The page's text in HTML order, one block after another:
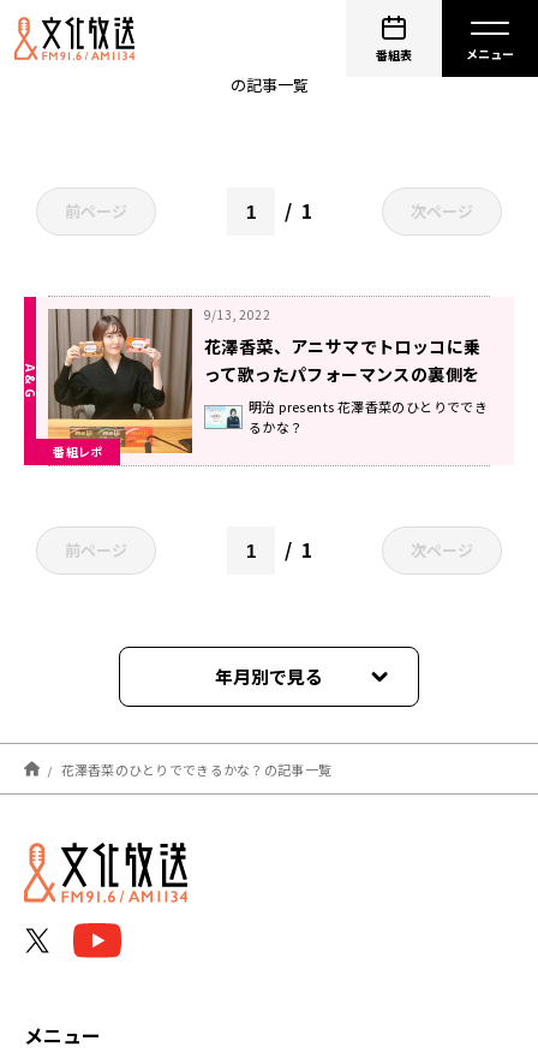
番組表
花澤香菜のひとりでできるかな？
の記事一覧
前ページ 1 次ページ
番組レポ
9/13, 2022
花澤香菜、アニサマでトロッコに乗
って歌ったパフォーマンスの裏側を
明かす！～9月11日放送「明治
presents 花澤香菜のひとりででき
明治 presents 花澤香菜のひとりででき
るかな？
前ページ 1 次ページ
年月別で見る
2026年08月
2026年07月
2026年06月
花澤香菜のひとりでできるかな？の記事一覧
メニュー